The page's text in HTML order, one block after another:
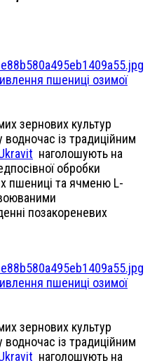
пшениці озимої
зернових культур
із традиційним
наголошують на
обробки
пшениці та ячменю L-
позакореневих
пшениці озимої
зернових культур
із традиційним
наголошують на